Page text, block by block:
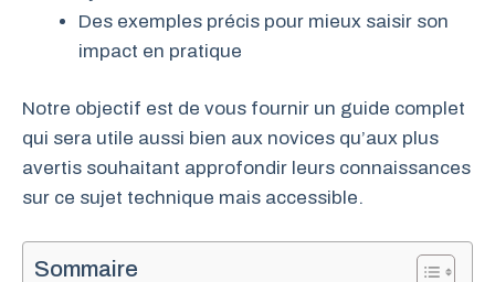
Des exemples précis pour mieux saisir son
impact en pratique
Notre objectif est de vous fournir un guide complet
qui sera utile aussi bien aux novices qu’aux plus
avertis souhaitant approfondir leurs connaissances
sur ce sujet technique mais accessible.
Sommaire